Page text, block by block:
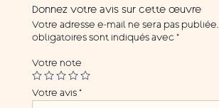
Donnez votre avis sur cette œuvre
Votre adresse e-mail ne sera pas publiée.
obligatoires sont indiqués avec *
Votre note
Votre avis *